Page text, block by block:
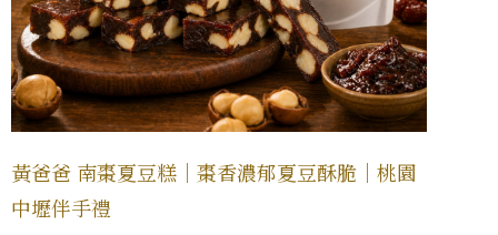
黃爸爸 南棗夏豆糕｜棗香濃郁夏豆酥脆｜桃園
中壢伴手禮